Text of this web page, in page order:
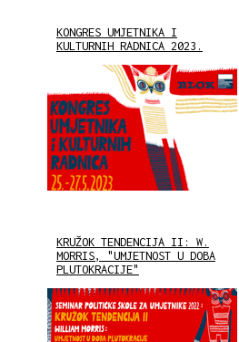
KONGRES UMJETNIKA I
KULTURNIH RADNICA 2023.
KRUŽOK TENDENCIJA II: W.
MORRIS, "UMJETNOST U DOBA
PLUTOKRACIJE"